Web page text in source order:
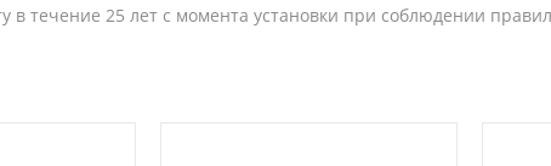
в течение 25 лет с момента установки при соблюдении